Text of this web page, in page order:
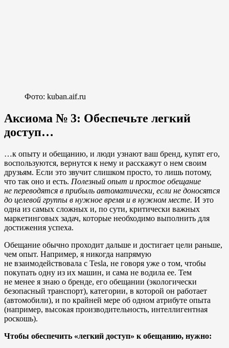
Фото: kuban.aif.ru
Аксиома № 3: ​​Обеспечьте легкий
доступ…
…к опыту и обещанию, и люди узнают ваш бренд, купят его,
воспользуются, вернутся к нему и расскажут о нем своим
друзьям. Если это звучит слишком просто, то лишь потому,
что так оно и есть. Полезный опыт и простое обещание
не переводятся в прибыль автоматически, если не доносятся
до целевой группы в нужное время и в нужном месте. И это
одна из самых сложных и, по сути, критически важных
маркетинговых задач, которые необходимо выполнить для
достижения успеха.
Обещание обычно проходит дальше и достигает цели раньше,
чем опыт. Например, я никогда напрямую
не взаимодействовала с Tesla, не говоря уже о том, чтобы
покупать одну из их машин, и сама не водила ее. Тем
не менее я знаю о бренде, его обещании (экологически
безопасный транспорт), категории, в которой он работает
(автомобили), и по крайней мере об одном атрибуте опыта
(например, высокая производительность, интеллигентная
роскошь).
Чтобы обеспечить «легкий доступ» к обещанию, нужно: